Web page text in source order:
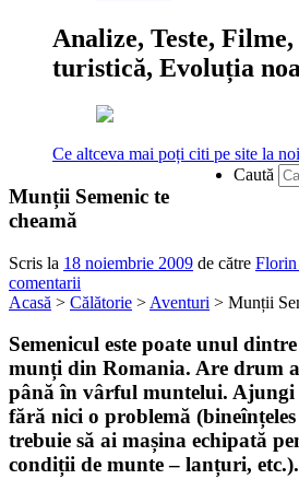
Analize, Teste,
turistică, Evoluția
Ce altceva mai poți citi pe site la
Caută
Munții Semenic te
cheamă
Scris la 18 noiembrie 2009 de către
comentarii
Acasă > Călătorie > Aventuri > Munții
Semenicul este poate unul
munți din Romania. Are drum
până în vârful muntelui. Ajungi
fără nici o problemă
trebuie să ai mașina echipată
condiții de munte – lanțuri, etc.).